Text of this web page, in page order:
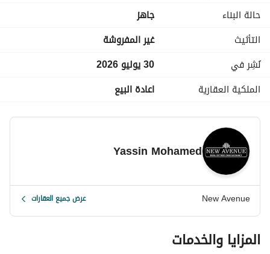
حالة البناء
جاهز
التأثيث
غير المفروشة
نُشِر في
30 يوليو 2026
الملكية العقارية
اعادة البيع
Yassin Mohamed
New Avenue عرض جميع العقارات
المزايا والخدمات